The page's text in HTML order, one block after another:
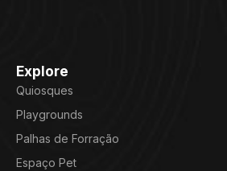
Explore
Quiosques
Playgrounds
Palhas de Forração
Espaço Pet